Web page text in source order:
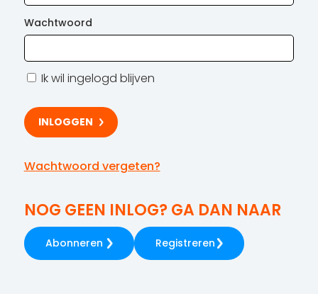
Wachtwoord
Ik wil ingelogd blijven
Wachtwoord vergeten?
NOG GEEN INLOG? GA DAN NAAR
Abonneren Registreren